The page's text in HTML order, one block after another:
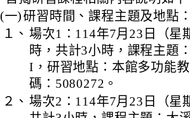
(一)研習時間、課程主題及地點：
１、 場次1：114年7月23日（星
時，共計3小時，課程主題
I，研習地點：本館多功能
碼：5080272。
２、 場次2：114年7月23日（星